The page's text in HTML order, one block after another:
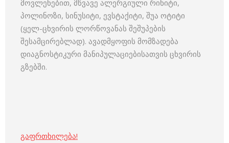
მოვლენებით, მწვავე ალერგიული რინიტი,
პოლინოზი, სინუსიტი, ევსტაქიტი, შუა ოტიტი
(ყელ-ცხვირის ლორწოვანას შეშუპების
შესამცირებლად). ავადმყოფის მომზადება
დიაგნოსტიკური მანიპულაციებისათვის ცხვირის
გზებში.
გაფრთხილება!